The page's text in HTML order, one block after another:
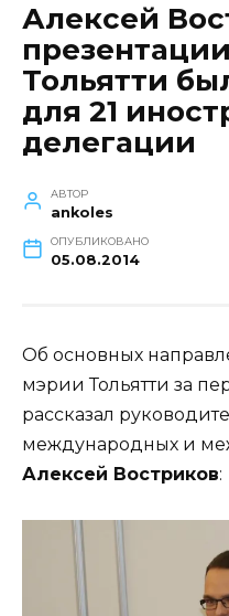
Алексей
Тольятти
для 21
делегации
АВТОР
ankoles
ОПУБЛИКОВАНО
05.08.2014
Об основных
мэрии Тольятти за
рассказал
международных и
Алексей Востриков: